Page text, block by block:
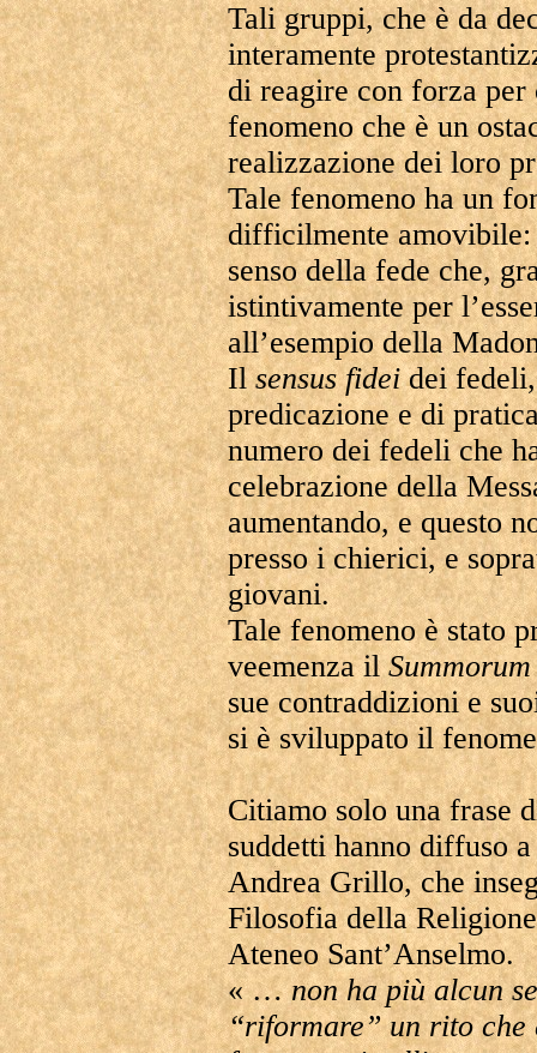
Tali gruppi, che è da
interamente
di reagire con forza
fenomeno che è un
realizzazione dei loro
Tale fenomeno ha un
difficilmente
senso della fede che,
istintivamente per
all’esempio della
Ilsensus fideidei fedeli,
predicazione e di
numero dei fedeli che
celebrazione della
aumentando, e questo
presso i chierici, e
giovani.
Tale fenomeno è stato
veemenza ilSummorum
sue contraddizioni e
si è sviluppato il
Citiamo solo una frase
suddetti hanno diffuso
Andrea Grillo, che
Filosofia della
Ateneo Sant’Anselmo.
« …non ha più alcun
“riformare” un rito che